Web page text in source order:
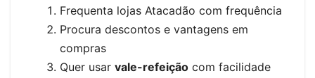
Frequenta lojas Atacadão com frequência
Procura descontos e vantagens em
compras
Quer usar vale-refeição com facilidade